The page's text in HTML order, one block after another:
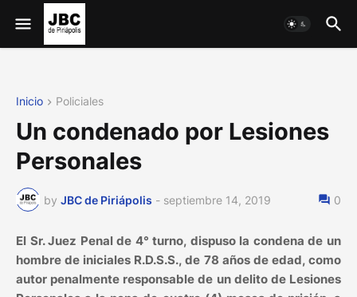
Inicio Policiales
Un condenado por Lesiones
Personales
by JBC de Piriápolis - septiembre 14, 2019 0
El Sr. Juez Penal de 4° turno, dispuso la condena de un
hombre de iniciales R.D.S.S., de 78 años de edad, como
autor penalmente responsable de un delito de Lesiones